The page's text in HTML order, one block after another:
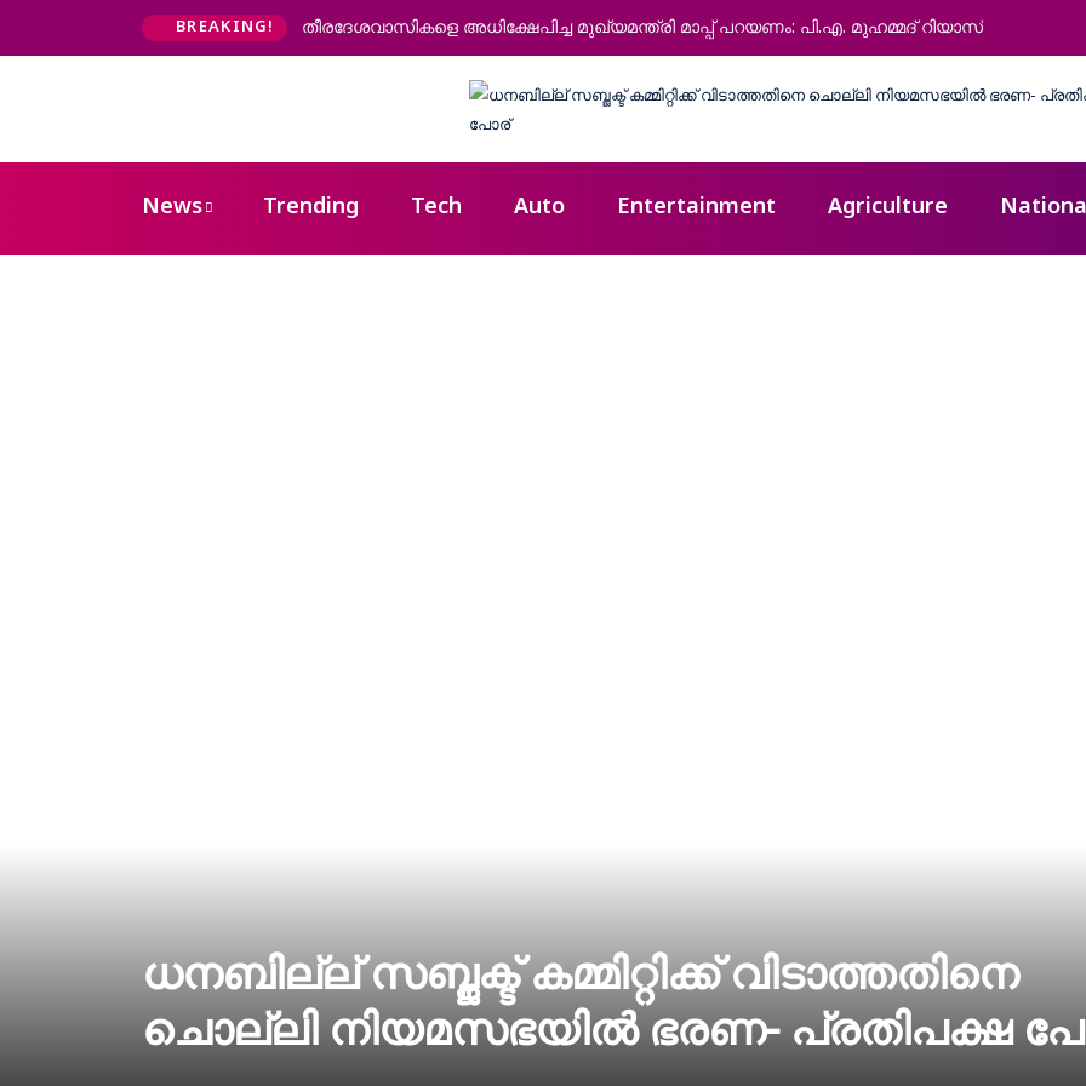
BREAKING! തീരദേശവാസികളെ അധിക്ഷേപിച്ച മുഖ്യമന്ത്രി മാപ്പ് പറയണം: പി.എ. മുഹമ്മദ് റിയാസ്
News Trending Tech Auto Entertainment Agriculture
ധനബില്ല് സബ്ജക്ട് കമ്മിറ്റിക്ക് വിടാത്തതിനെ
ചൊല്ലി നിയമസഭയില്‍ ഭരണ- പ്രതിപക്ഷ